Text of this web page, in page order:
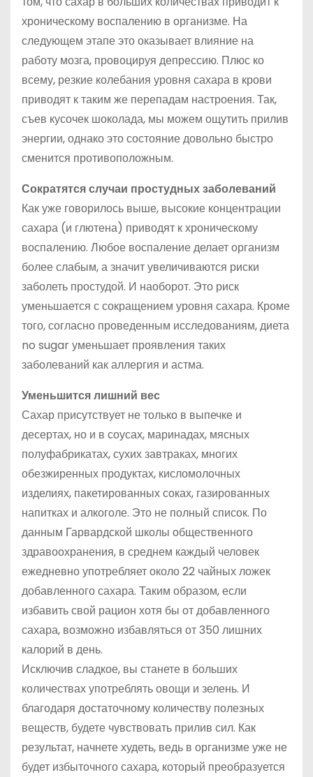
хроническому воспалению в организме. На
следующем этапе это оказывает влияние на
работу мозга, провоцируя депрессию. Плюс ко
всему, резкие колебания уровня сахара в крови
приводят к таким же перепадам настроения. Так,
съев кусочек шоколада, мы можем ощутить прилив
энергии, однако это состояние довольно быстро
сменится противоположным.
Сократятся случаи простудных заболеваний
Как уже говорилось выше, высокие концентрации
сахара (и глютена) приводят к хроническому
воспалению. Любое воспаление делает организм
более слабым, а значит увеличиваются риски
заболеть простудой. И наоборот. Это риск
уменьшается с сокращением уровня сахара. Кроме
того, согласно проведенным исследованиям, диета
no sugar уменьшает проявления таких
заболеваний как аллергия и астма.
Уменьшится лишний вес
Сахар присутствует не только в выпечке и
десертах, но и в соусах, маринадах, мясных
полуфабрикатах, сухих завтраках, многих
обезжиренных продуктах, кисломолочных
изделиях, пакетированных соках, газированных
напитках и алкоголе. Это не полный список. По
данным Гарвардской школы общественного
здравоохранения, в среднем каждый человек
ежедневно употребляет около 22 чайных ложек
добавленного сахара. Таким образом, если
избавить свой рацион хотя бы от добавленного
сахара, возможно избавляться от 350 лишних
калорий в день.
Исключив сладкое, вы станете в больших
количествах употреблять овощи и зелень. И
благодаря достаточному количеству полезных
веществ, будете чувствовать прилив сил. Как
результат, начнете худеть, ведь в организме уже не
будет избыточного сахара, который преобразуется